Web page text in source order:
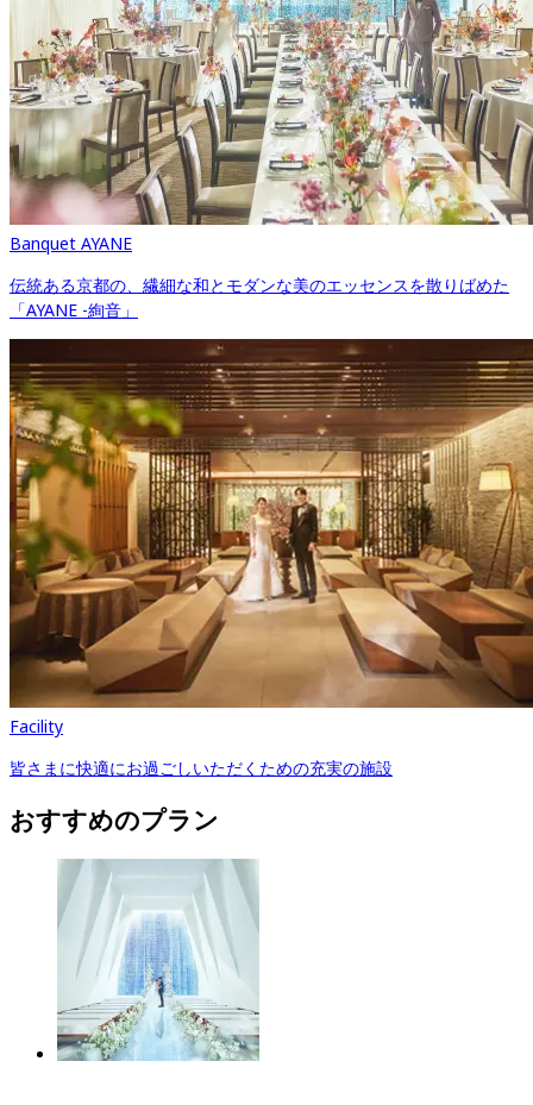
Banquet AYANE
伝統ある京都の、繊細な和とモダンな美のエッセンスを散りばめた
「AYANE -絢音」
Facility
皆さまに快適にお過ごしいただくための充実の施設
おすすめのプラン